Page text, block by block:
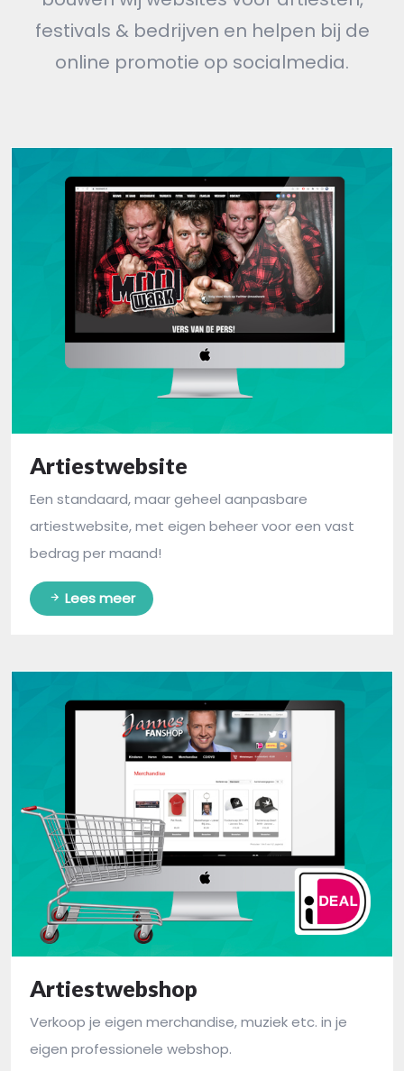
festivals & bedrijven en helpen bij de
online promotie op socialmedia.
Artiestwebsite
Een standaard, maar geheel aanpasbare
artiestwebsite, met eigen beheer voor een vast
bedrag per maand!
Lees meer
Artiestwebshop
Verkoop je eigen merchandise, muziek etc. in je
eigen professionele webshop.